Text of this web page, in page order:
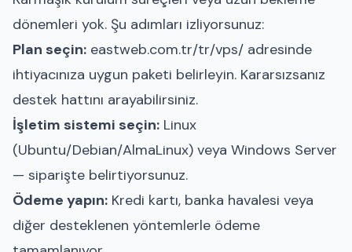
dönemleri yok. Şu adımları izliyorsunuz:
Plan seçin: eastweb.com.tr/tr/vps/ adresinde
ihtiyacınıza uygun paketi belirleyin. Kararsızsanız
destek hattını arayabilirsiniz.
İşletim sistemi seçin: Linux
(Ubuntu/Debian/AlmaLinux) veya Windows Server
— siparişte belirtiyorsunuz.
Ödeme yapın: Kredi kartı, banka havalesi veya
diğer desteklenen yöntemlerle ödeme